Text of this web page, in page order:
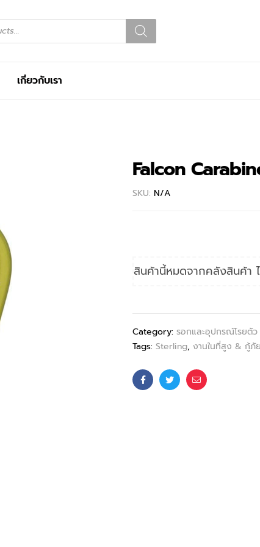
เกี่ยวกับเรา
Falcon
SKU: N/A
สินค้านี้หมดจากคลังสินค้า
Category: รอกและอุปกรณ์โรยตัว
Tags: Sterling, งานในที่สูง & กู้ภั
FacebookTwitterEmail